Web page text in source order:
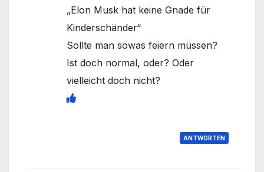
„Elon Musk hat keine Gnade für
Kinderschänder“
Sollte man sowas feiern müssen?
Ist doch normal, oder? Oder
vielleicht doch nicht?
ANTWORTEN